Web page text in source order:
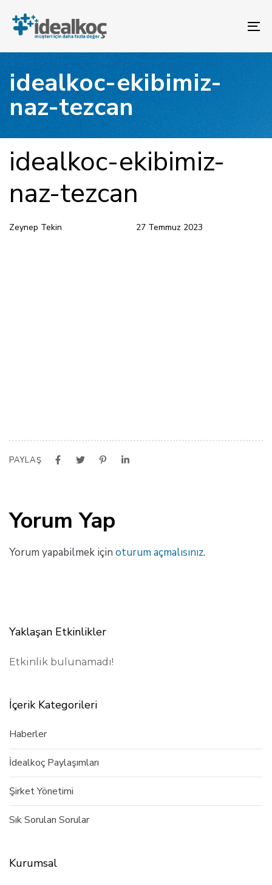
atla
gezinme
bölümüne
geç
atlaidealkoc-ekibimiz-
naz-tezcan
idealkoc-ekibimiz-
naz-tezcan
Zeynep Tekin 27 Temmuz 2023
PAYLAŞ
Yorum Yap
Yorum yapabilmek için oturum açmalısınız.
Yaklaşan Etkinlikler
Etkinlik bulunamadı!
İçerik Kategorileri
Haberler
İdealkoç Paylaşımları
Şirket Yönetimi
Sık Sorulan Sorular
Kurumsal